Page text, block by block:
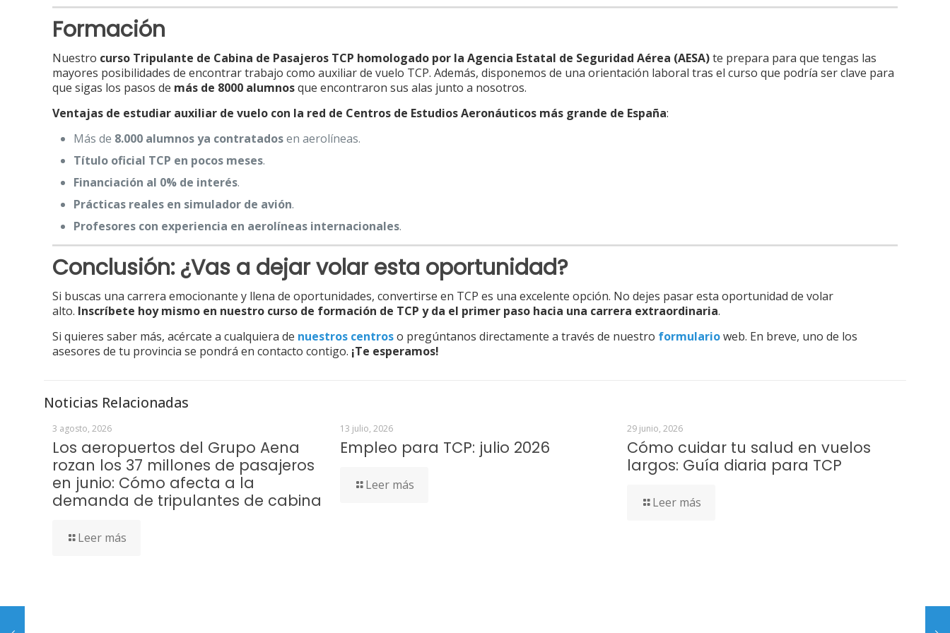
Formación
Nuestro curso Tripulante de Cabina de Pasajeros TCP homologado por la Agencia Estatal de Seguridad Aérea (AESA)te prepara para que tengas las
mayores posibilidades de encontrar trabajo como auxiliar de vuelo TCP. Además, disponemos de una orientación laboral tras el curso que podría ser clave para
que sigas los pasos de más de 8000 alumnosque encontraron sus alas junto a nosotros.
Ventajas de estudiar auxiliar de vuelo con la red de Centros de Estudios Aeronáuticos más grande de España:
Más de 8.000 alumnos ya contratadosen aerolíneas.
Título oficial TCP en pocos meses.
Financiación al 0% de interés.
Prácticas reales en simulador de avión.
Profesores con experiencia en aerolíneas internacionales.
Conclusión: ¿Vas a dejar volar esta oportunidad?
Si buscas una carrera emocionante y llena de oportunidades, convertirse en TCP es una excelente opción. No dejes pasar esta oportunidad de volar
alto. Inscríbete hoy mismo en nuestro curso de formación de TCP y da el primer paso hacia una carrera extraordinaria.
Si quieres saber más, acércate a cualquiera de nuestros centroso pregúntanos directamente a través de nuestro formularioweb. En breve, uno de los
asesores de tu provincia se pondrá en contacto contigo. ¡Te esperamos!
Noticias Relacionadas
3 agosto, 2026
Los aeropuertos del Grupo Aena
rozan los 37 millones de pasajeros
en junio: Cómo afecta a la
demanda de tripulantes de cabina
Leer más
13 julio, 2026
Empleo para TCP: julio 2026
Leer más
29 junio, 2026
Cómo cuidar tu salud en vuelos
largos: Guía diaria para TCP
Leer más